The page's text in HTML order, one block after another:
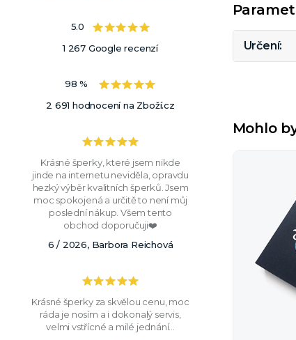
5.0
1 267 Google recenzí
98 %
2 691 hodnocení na Zboží.cz
Krásné šperky, které jsem nikde
jinde na internetu neviděla, opravdu
hezký výběr kvalitních šperků. Jsem
moc spokojená a určitě to není můj
poslední nákup. Všem tento
obchod doporučuji❤️
6 / 2026, Barbora Reichová
Krásné šperky za skvělou cenu, moc
ráda je nosím a i dokonalý servis,
velmi vstřícné a milé jednání...
Určení
Mohlo